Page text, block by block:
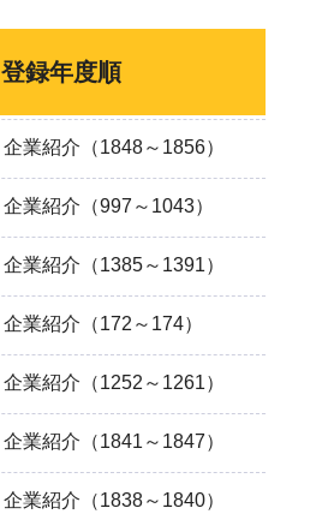
登録年度順
企業紹介（1848～1856）
企業紹介（997～1043）
企業紹介（1385～1391）
企業紹介（172～174）
企業紹介（1252～1261）
企業紹介（1841～1847）
企業紹介（1838～1840）